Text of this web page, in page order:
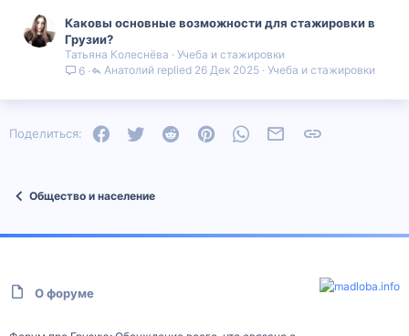
Каковы основные возможности для стажировки в
Грузии?
Татьяна Колеснёва
Учеба и стажировки
6
Учеба и стажировки
26 Дек 2025
Анатолий
Поделиться: FacebookTwitter Reddit PinterestWhatsAppЭлектронная почта
Общество и население
О форуме